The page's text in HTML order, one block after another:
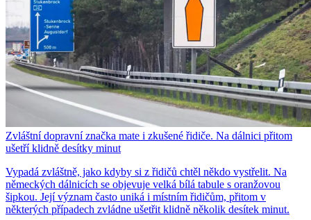
Zvláštní dopravní značka mate i zkušené řidiče. Na dálnici přitom
ušetří klidně desítky minut
Vypadá zvláštně, jako kdyby si z řidičů chtěl někdo vystřelit. Na
německých dálnicích se objevuje velká bílá tabule s oranžovou
šipkou. Její význam často uniká i místním řidičům, přitom v
některých případech zvládne ušetřit klidně několik desítek minut.